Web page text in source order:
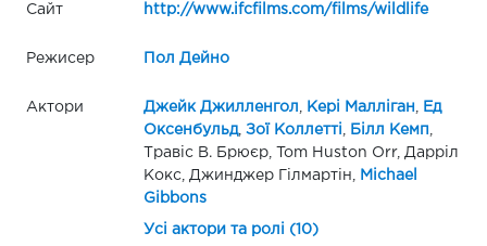
Сайт http://www.ifcfilms.com/films/wildlife
Режисер Пол Дейно
Актори Джейк Джилленгол Кері Малліган
Ед
Оксенбульд, Зої Коллетті Білл Кемп
Травіс В. Брюєр, Tom Huston Orr, Дарріл
Кокс, Джинджер Гілмартін,
Michael
Gibbons
Усі актори та ролі (10)